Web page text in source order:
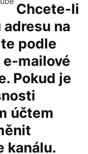
Chcete-li
na
podle
mailové
Pokud je
účtem
kanálu.